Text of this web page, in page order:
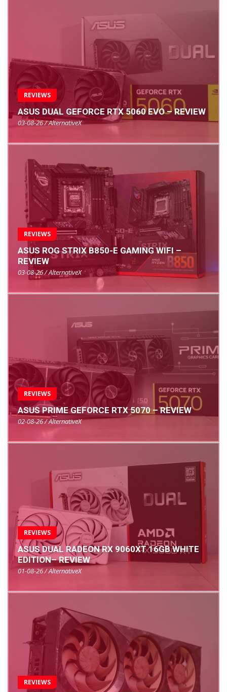
REVIEWS
ASUS DUAL GEFORCE RTX 5060 EVO – REVIEW
03-08-26 / AlternativeX
REVIEWS
ASUS ROG STRIX B850-E GAMING WIFI –
REVIEW
03-08-26 / AlternativeX
REVIEWS
ASUS PRIME GEFORCE RTX 5070 – REVIEW
02-08-26 / AlternativeX
REVIEWS
ASUS DUAL RADEON RX 9060XT 16GB WHITE
EDITION– REVIEW
01-08-26 / AlternativeX
REVIEWS